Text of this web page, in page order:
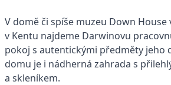
V domě či spíše muzeu Down House
v Kentu najdeme Darwinovu
pokoj s autentickými předměty jeho
domu je i nádherná zahrada s
a skleníkem.